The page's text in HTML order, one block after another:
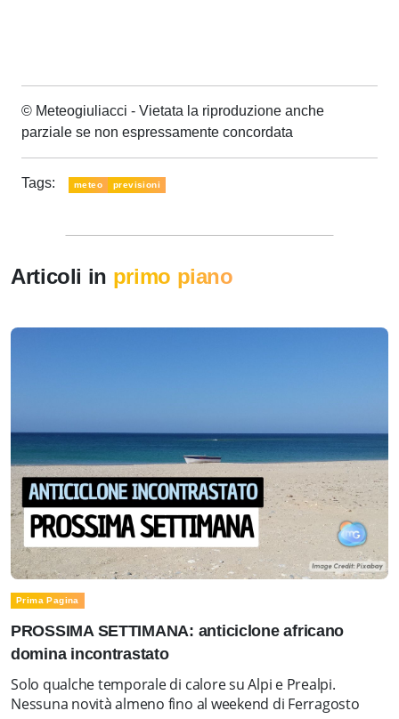
© Meteogiuliacci - Vietata la riproduzione anche
parziale se non espressamente concordata
Tags: meteo previsioni
Articoli in primo piano
Prima Pagina
PROSSIMA SETTIMANA: anticiclone africano
domina incontrastato
Solo qualche temporale di calore su Alpi e Prealpi.
Nessuna novità almeno fino al weekend di Ferragosto